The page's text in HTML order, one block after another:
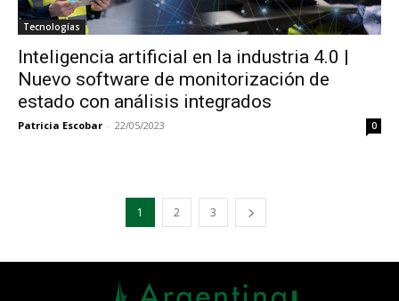
Tecnologías
Inteligencia artificial en la industria 4.0 |
Nuevo software de monitorización de
estado con análisis integrados
Patricia Escobar - 22/05/2023 0
1 2 3